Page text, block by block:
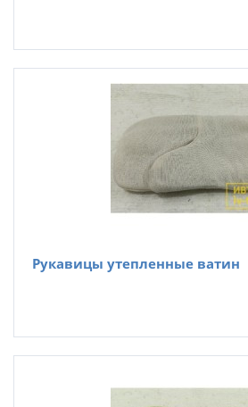
Рукавицы утепленные ватин